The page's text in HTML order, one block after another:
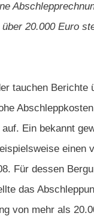
20.000 Euro
tauchen Berichte
Ein bekannt
einen
Für dessen
das
von mehr als